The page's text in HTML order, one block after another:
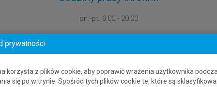
pn.-pt. 9:00 - 20:00
prywatności
korzysta z plików cookie, aby poprawić wrażenia użytkownika
się po witrynie. Spośród tych plików cookie te, które są